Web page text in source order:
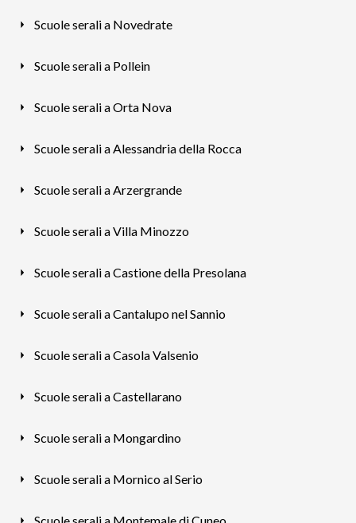
Scuole serali a Novedrate
Scuole serali a Pollein
Scuole serali a Orta Nova
Scuole serali a Alessandria della Rocca
Scuole serali a Arzergrande
Scuole serali a Villa Minozzo
Scuole serali a Castione della Presolana
Scuole serali a Cantalupo nel Sannio
Scuole serali a Casola Valsenio
Scuole serali a Castellarano
Scuole serali a Mongardino
Scuole serali a Mornico al Serio